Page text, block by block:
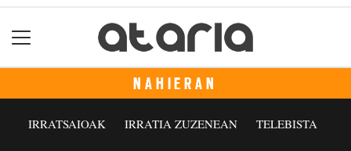
NAHIERAN
IRRATSAIOAK IRRATIA ZUZENEAN TELEBISTA